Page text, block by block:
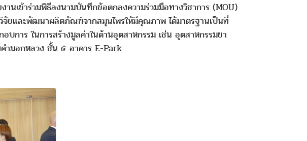
นเข้าร่วมพิธีลงนามบันทึกข้อตกลงความร่วมมือทางวิชาการ (MOU)
ยและพัฒนาผลิตภัณฑ์จากสมุนไพรให้มีคุณภาพ ได้มาตรฐานเป็นที่
บการ ในการสร้างมูลค่าในด้านอุตสาหกรรม เช่น อุตสาหกรรมยา
ำมอกหลวง ชั้น ๕ อาคาร E-Park